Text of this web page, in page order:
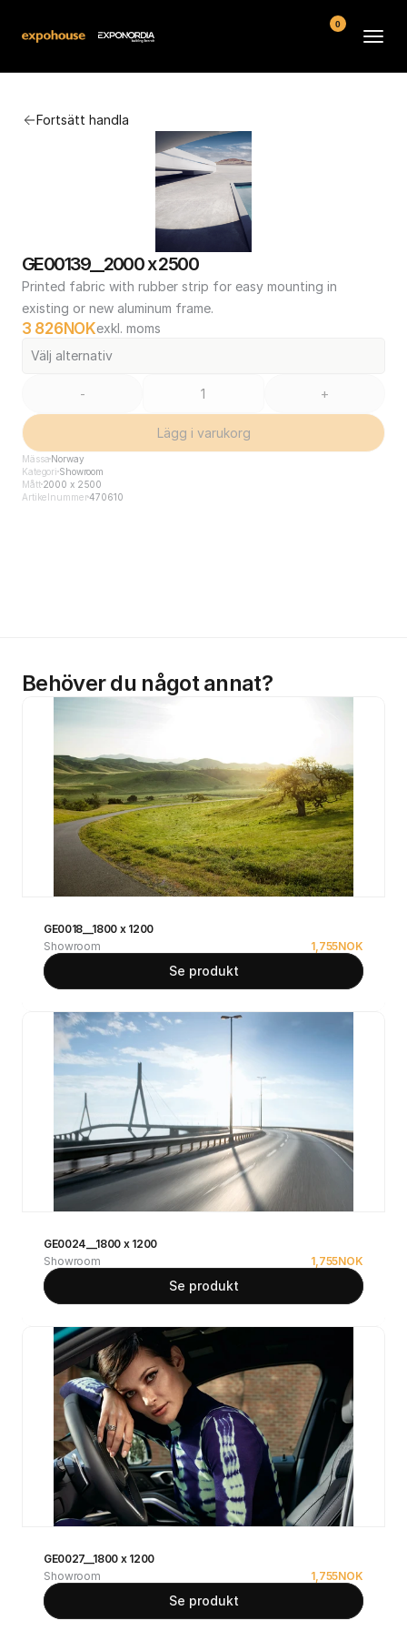
Fortsätt handla
GE00139__2000 x 2500
Printed fabric with rubber strip for easy mounting in
existing or new aluminum frame.
3 826NOKexkl. moms
Välj alternativ
- +
Lägg i varukorg
Mässa Norway
Kategori Showroom
Mått2000 x 2500
Artikelnummer470610
Behöver du något annat?
GE0018__1800 x 1200
Showroom
1,755NOK
Se produkt
GE0024__1800 x 1200
Showroom
1,755NOK
Se produkt
GE0027__1800 x 1200
Showroom
1,755NOK
Se produkt
Kontakt
Köpvillkor
0